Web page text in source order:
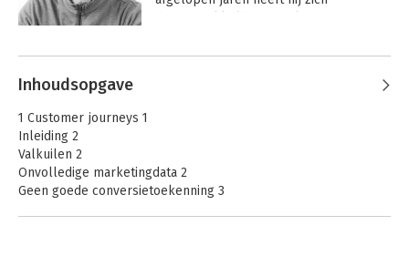
van opdrachtgevers op een realistische
onderbouwde strategie.
Andere boeken door Gerard
Rathenau
Inhoudsopgave
1 Customer journeys 1
Inleiding 2
Valkuilen 2
Onvolledige marketingdata 2
Geen goede conversietoekenning 3